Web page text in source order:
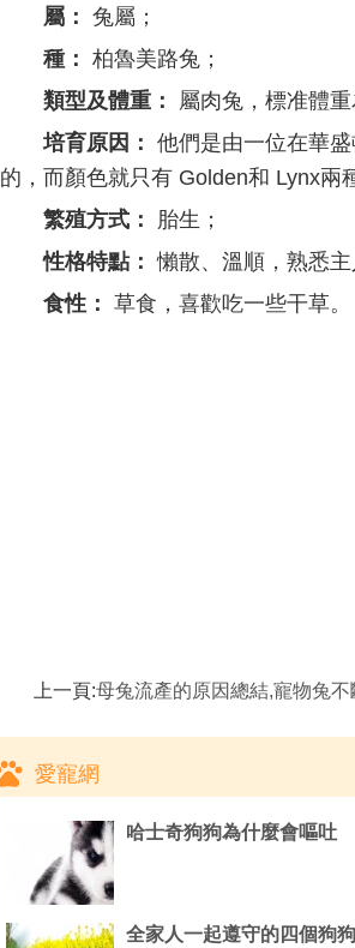
屬： 兔屬；
種： 柏魯美路兔；
類型及體重： 屬肉兔，標准體
培育原因： 他們是由一位在華
的，而顏色就只有 Golden和 Lynx兩
繁殖方式： 胎生；
性格特點：懶散、溫順，熟悉
食性： 草食，喜歡吃一些干草。
上一頁:母兔流產的原因總結,寵物兔不斷流產的
愛寵網
哈士奇狗狗為什麼會嘔吐